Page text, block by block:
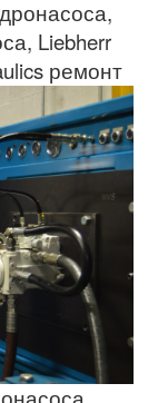
,
, Liebherr
ремонт